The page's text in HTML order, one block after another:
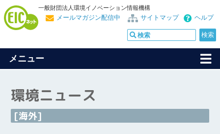
一般財団法人環境イノベーション情報機構
ヘルプ
サイトマップ
メールマガジン配信中
メニュー
環境ニュース
[海外]